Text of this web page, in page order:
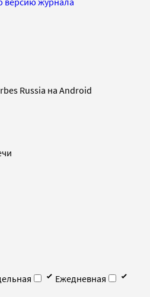
Russia на Android
Ежедневная